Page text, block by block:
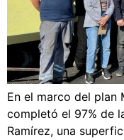
En el marco del plan
completó el 97% de
Ramírez, una